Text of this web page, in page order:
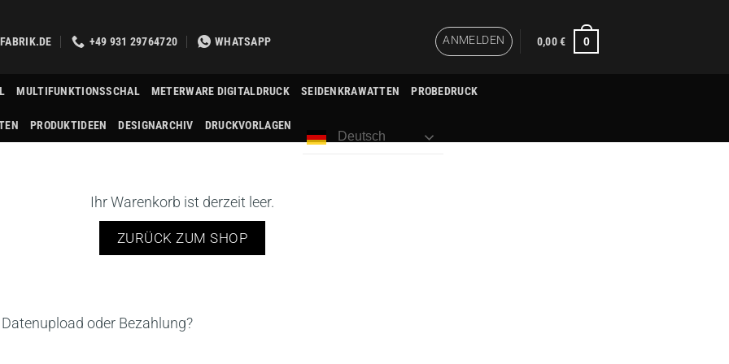
+49 931 29764720 WHATSAPP ANMELDEN 0,00€ 0
MULTIFUNKTIONSSCHAL METERWARE DIGITALDRUCK SEIDENKRAWATTEN PROBEDRUCK
PRODUKTIDEEN DESIGNARCHIV DRUCKVORLAGEN
Deutsch
Ihr Warenkorb ist derzeit leer.
ZURÜCK ZUM SHOP
oder Bezahlung?